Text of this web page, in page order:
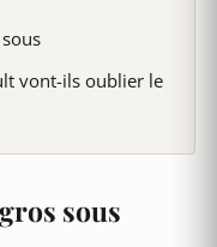
vont-ils oublier le
sous